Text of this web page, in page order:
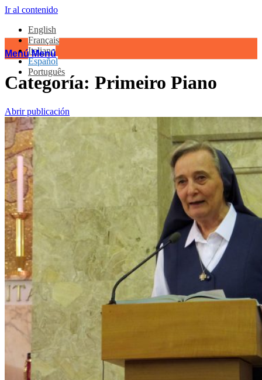
Ir al contenido
English
Français
Italiano
Español
Português
MenúMenú
Categoría: Primeiro Piano
Abrir publicación